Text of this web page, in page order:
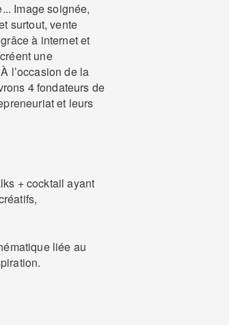
Image soignée,
surtout, vente
à internet et
une
l’occasion de la
4 fondateurs de
et leurs
+ cocktail ayant
liée au